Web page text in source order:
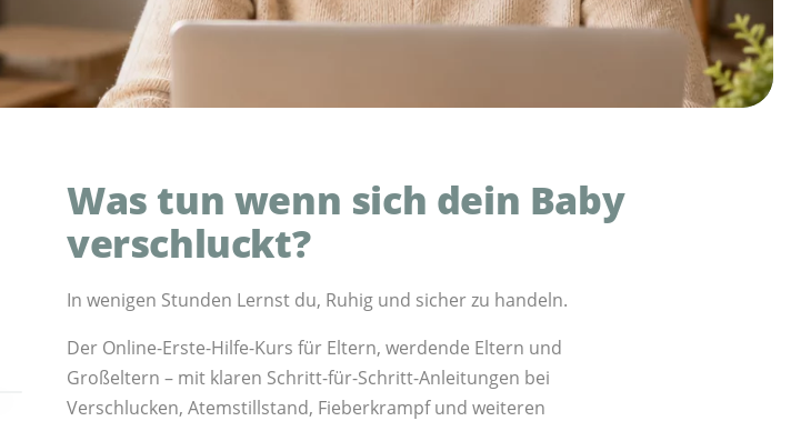
Was tun wenn sich dein Baby
verschluckt?
In wenigen Stunden Lernst du, Ruhig und sicher zu handeln.
Der Online-Erste-Hilfe-Kurs für Eltern, werdende Eltern und
Großeltern – mit klaren Schritt-für-Schritt-Anleitungen bei
Verschlucken, Atemstillstand, Fieberkrampf und weiteren